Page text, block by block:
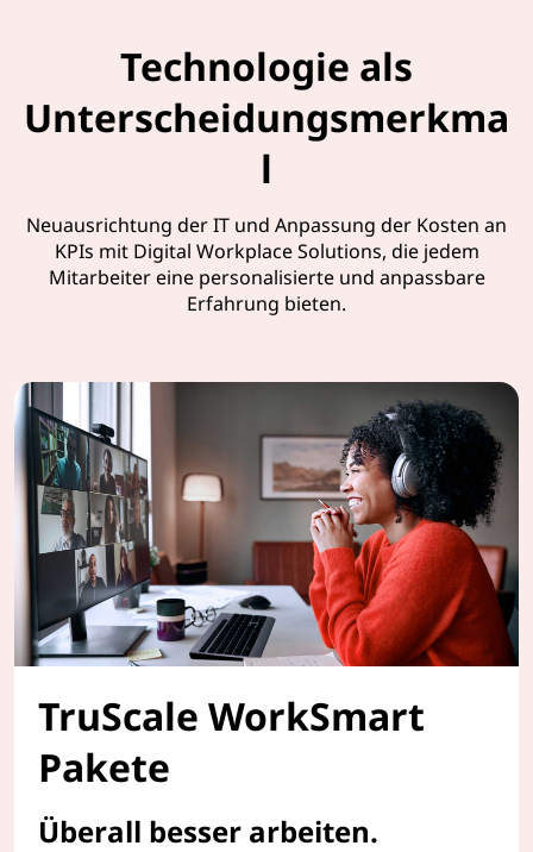
Technologie als
Unterscheidungsmerkma
l
Neuausrichtung der IT und Anpassung der Kosten an
KPIs mit Digital Workplace Solutions, die jedem
Mitarbeiter eine personalisierte und anpassbare
Erfahrung bieten.
TruScale WorkSmart
Pakete
Überall besser arbeiten.